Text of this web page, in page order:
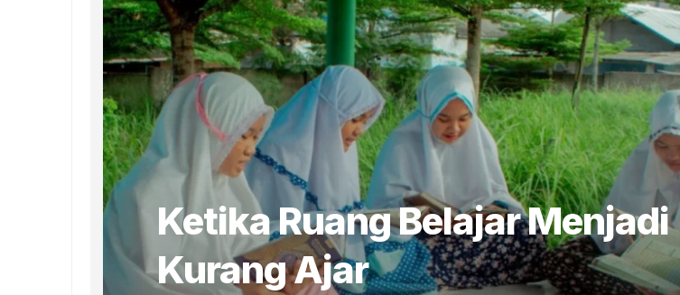
Ketika Ruang Belajar Menjadi
Kurang Ajar